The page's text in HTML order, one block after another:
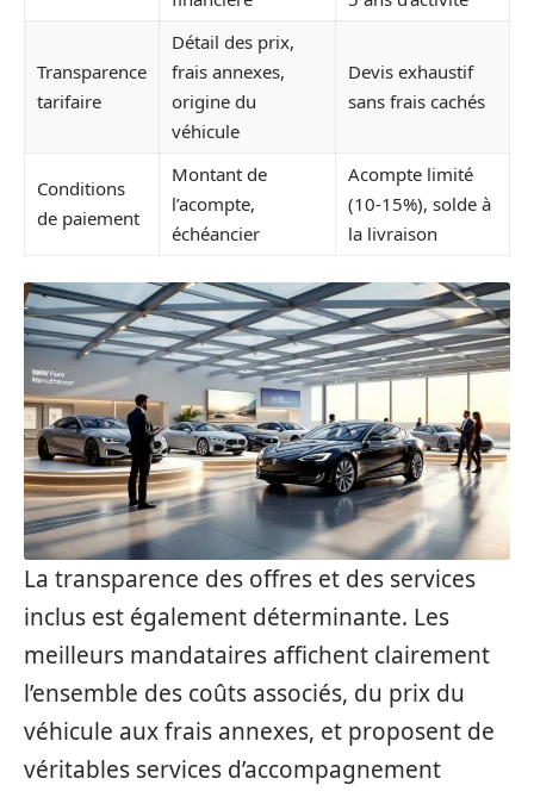
Transparence
tarifaire
Détail des prix,
frais annexes,
origine du
véhicule
Devis exhaustif
sans frais cachés
Conditions
de paiement
Montant de
l’acompte,
échéancier
Acompte limité
(10-15%), solde à
la livraison
La transparence des offres et des services
inclus est également déterminante. Les
meilleurs mandataires affichent clairement
l’ensemble des coûts associés, du prix du
véhicule aux frais annexes, et proposent de
véritables services d’accompagnement